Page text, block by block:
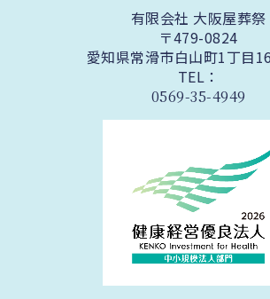
有限会社 大阪屋葬祭
〒479-0824
愛知県常滑市白山町1丁目
TEL：
0569-35-4949